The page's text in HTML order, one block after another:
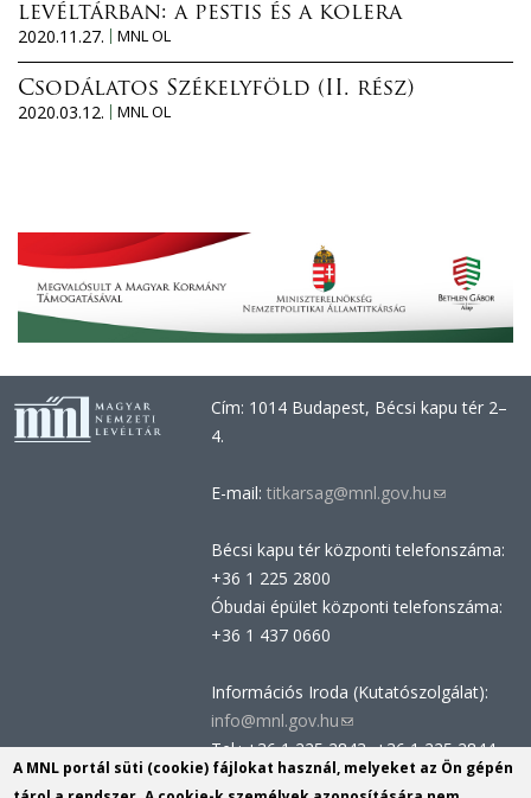
levéltárban: a pestis és a kolera
2020.11.27.
MNL OL
Csodálatos Székelyföld (II. rész)
2020.03.12.
MNL OL
Cím: 1014 Budapest, Bécsi kapu tér 2–
4.
E-mail: titkarsag@mnl.gov.hu(link
e-
Bécsi kapu tér központi telefonszáma:
+36 1 225 2800
Óbudai épület központi telefonszáma:
+36 1 437 0660
Információs Iroda (Kutatószolgálat):
info@mnl.gov.hu(link
sends
e-
Tel.: +36 1 225 2843, +36 1 225 2844
Postacím: 1014 Budapest, Bécsi kapu
A MNL portál süti (cookie) fájlokat használ, melyeket az Ön gépén